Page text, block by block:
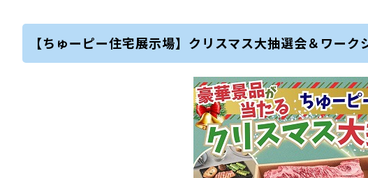
【ちゅーピー住宅展示場】クリスマス大抽選会＆ワーク